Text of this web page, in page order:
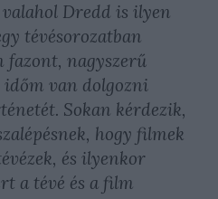
Dredd is ilyen
tévésorozatban
fazont, nagyszerű
időm van dolgozni
Sokan kérdezik,
hogy filmek
és ilyenkor
a tévé és a film